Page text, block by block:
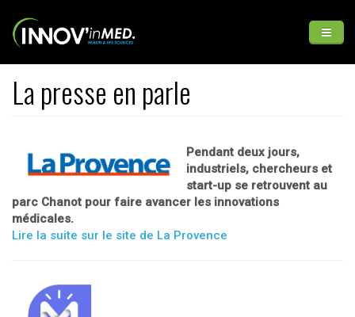
INNOV'inMED
Médias
La presse en parle
Pendant deux jours,
industriels, chercheurs et
start-up se retrouvent au
parc Chanot pour faire avancer les innovations
médicales.
Lire la suite sur le site de La Provence